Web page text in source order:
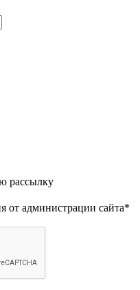
рассылку
от администрации сайта*